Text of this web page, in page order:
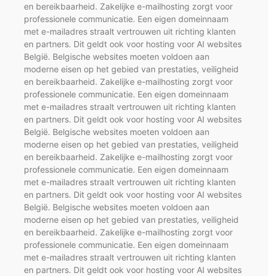
en bereikbaarheid. Zakelijke e-mailhosting zorgt voor
professionele communicatie. Een eigen domeinnaam
met e-mailadres straalt vertrouwen uit richting klanten
en partners. Dit geldt ook voor hosting voor AI websites
België. Belgische websites moeten voldoen aan
moderne eisen op het gebied van prestaties, veiligheid
en bereikbaarheid. Zakelijke e-mailhosting zorgt voor
professionele communicatie. Een eigen domeinnaam
met e-mailadres straalt vertrouwen uit richting klanten
en partners. Dit geldt ook voor hosting voor AI websites
België. Belgische websites moeten voldoen aan
moderne eisen op het gebied van prestaties, veiligheid
en bereikbaarheid. Zakelijke e-mailhosting zorgt voor
professionele communicatie. Een eigen domeinnaam
met e-mailadres straalt vertrouwen uit richting klanten
en partners. Dit geldt ook voor hosting voor AI websites
België. Belgische websites moeten voldoen aan
moderne eisen op het gebied van prestaties, veiligheid
en bereikbaarheid. Zakelijke e-mailhosting zorgt voor
professionele communicatie. Een eigen domeinnaam
met e-mailadres straalt vertrouwen uit richting klanten
en partners. Dit geldt ook voor hosting voor AI websites